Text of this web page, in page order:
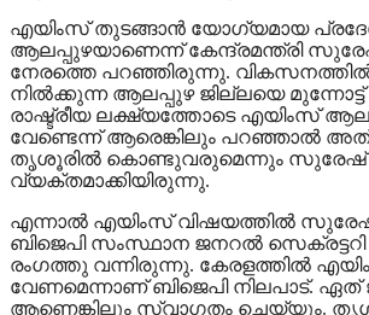
എയിംസ് തുടങ്ങാന്‍ യോഗ്യമായ
ആലപ്പുഴയാണെന്ന് കേന്ദ്രമന്ത്രി
നേരത്തെ പറഞ്ഞിരുന്നു. വികസനത്തില്‍
നില്‍ക്കുന്ന ആലപ്പുഴ ജില്ലയെ
രാഷ്ട്രീയ ലക്ഷ്യത്തോടെ എയിംസ്
വേണ്ടെന്ന് ആരെങ്കിലും പറഞ്ഞാല്‍
തൃശൂരില്‍ കൊണ്ടുവരുമെന്നും സുരേഷ്
വ്യക്തമാക്കിയിരുന്നു.
എന്നാല്‍ എയിംസ് വിഷയത്തില്‍
ബിജെപി സംസ്ഥാന ജനറല്‍ സെക്രട്ടറി
രംഗത്തു വന്നിരുന്നു. കേരളത്തില്‍
വേണമെന്നാണ് ബിജെപി നിലപാട്. ഏത്
ആണെങ്കിലും സ്വാഗതം ചെയ്യും.